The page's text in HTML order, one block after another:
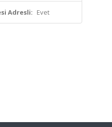
Adresli: Evet